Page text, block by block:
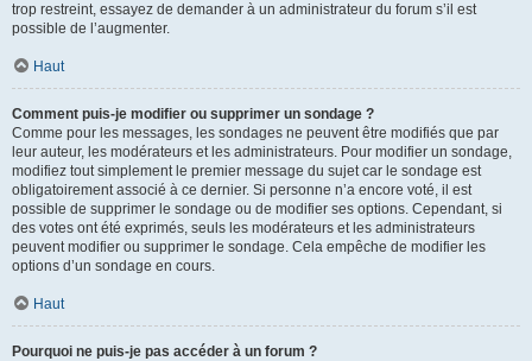
trop restreint, essayez de demander à un administrateur du forum s’il est
possible de l’augmenter.
Haut
Comment puis-je modifier ou supprimer un sondage ?
Comme pour les messages, les sondages ne peuvent être modifiés que par
leur auteur, les modérateurs et les administrateurs. Pour modifier un sondage,
modifiez tout simplement le premier message du sujet car le sondage est
obligatoirement associé à ce dernier. Si personne n’a encore voté, il est
possible de supprimer le sondage ou de modifier ses options. Cependant, si
des votes ont été exprimés, seuls les modérateurs et les administrateurs
peuvent modifier ou supprimer le sondage. Cela empêche de modifier les
options d’un sondage en cours.
Haut
Pourquoi ne puis-je pas accéder à un forum ?